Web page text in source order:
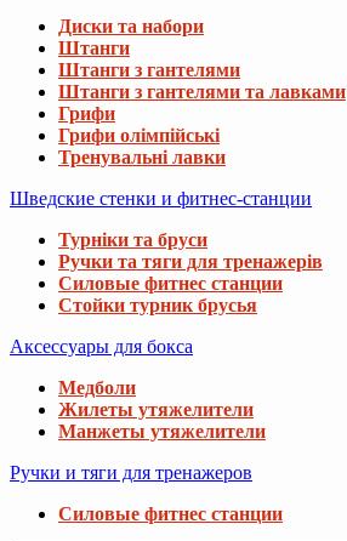
Диски та набори
Штанги
Штанги з гантелями
Штанги з гантелями та лавками
Грифи
Грифи олімпійські
Тренувальні лавки
Шведские стенки и фитнес-станции
Турніки та бруси
Ручки та тяги для тренажерів
Силовые фитнес станции
Стойки турник брусья
Аксессуары для бокса
Медболи
Жилеты утяжелители
Манжеты утяжелители
Ручки и тяги для тренажеров
Силовые фитнес станции